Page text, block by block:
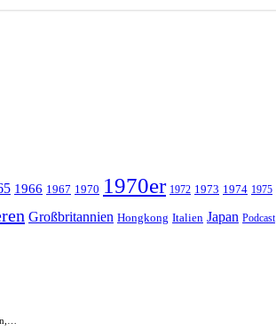
1966 1967 1970 1970er 1972 1973 1974 1975
Großbritannien Hongkong Italien Japan Podcast